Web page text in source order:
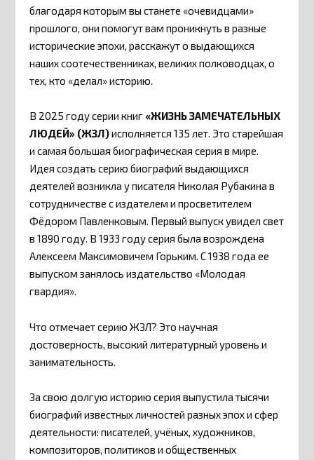
благодаря которым вы станете «очевидцами»
прошлого, они помогут вам проникнуть в разные
исторические эпохи, расскажут о выдающихся
наших соотечественниках, великих полководцах, о
тех, кто «делал» историю.
В 2025 году серии книг «ЖИЗНЬ ЗАМЕЧАТЕЛЬНЫХ
ЛЮДЕЙ» (ЖЗЛ)исполняется 135 лет. Это старейшая
и самая большая биографическая серия в мире.
Идея создать серию биографий выдающихся
деятелей возникла у писателя Николая Рубакина в
сотрудничестве с издателем и просветителем
Фёдором Павленковым. Первый выпуск увидел свет
в 1890 году. В 1933 году серия была возрождена
Алексеем Максимовичем Горьким. С 1938 года ее
выпуском занялось издательство «Молодая
гвардия».
Что отмечает серию ЖЗЛ? Это научная
достоверность, высокий литературный уровень и
занимательность.
За свою долгую историю серия выпустила тысячи
биографий известных личностей разных эпох и сфер
деятельности: писателей, учёных, художников,
композиторов, политиков и общественных